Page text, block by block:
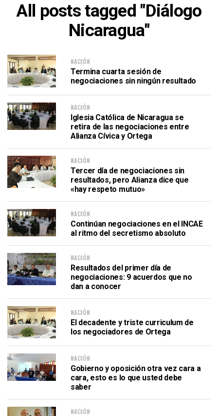
All posts tagged "Diálogo
Nicaragua"
NACIÓN
Termina cuarta sesión de
negociaciones sin ningún resultado
NACIÓN
Iglesia Católica de Nicaragua se
retira de las negociaciones entre
Alianza Cívica y Ortega
NACIÓN
Tercer día de negociaciones sin
resultados, pero Alianza dice que
«hay respeto mutuo»
NACIÓN
Continúan negociaciones en el INCAE
al ritmo del secretismo absoluto
NACIÓN
Resultados del primer día de
negociaciones: 9 acuerdos que no
dan a conocer
NACIÓN
El decadente y triste curriculum de
los negociadores de Ortega
NACIÓN
Gobierno y oposición otra vez cara a
cara, esto es lo que usted debe
saber
NACIÓN